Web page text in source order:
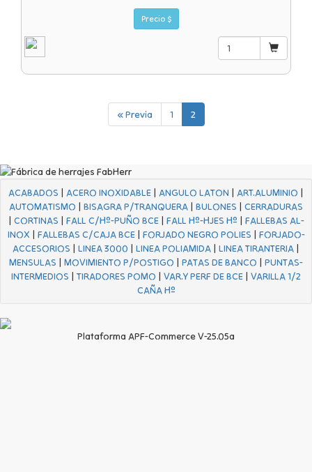
Precio $
« Previa 1 2
ACABADOS | ACERO INOXIDABLE | ANGULO LATON | ART.ALUMINIO |
AUTOMATISMO | BISAGRA P/TRANQUERA | BULONES | CERRADURAS
| CORTINAS | FALL C/Hº-PUÑO BCE| FALL Hº-HJES Hº | FALLEBAS AL-
INOX | FALLEBAS C/CAJA BCE| FORJADO NEGRO POLIES | FORJADO-
ACCESORIOS | LINEA 3000 | LINEA POLIAMIDA | LINEA TIRANTERIA |
MENSULAS | MOVIMIENTO P/POSTIGO | PATAS DE BANCO | PUNTAS-
INTERMEDIOS | TIRADORES POMO | VAR.Y PERF DE BCE | VARILLA 1/2
CAÑA Hº
Plataforma APF-Commerce V-25.05a